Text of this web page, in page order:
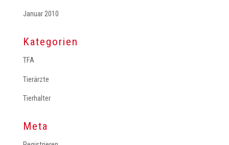
Januar 2010
Kategorien
TFA
Tierärzte
Tierhalter
Meta